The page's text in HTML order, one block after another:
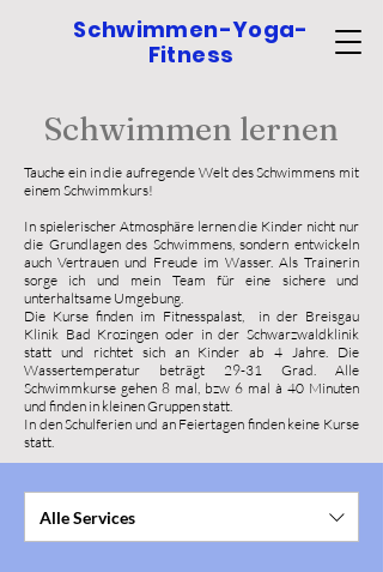
Schwimmen-Yoga-
Fitness
Schwimmen lernen
Tauche ein in die aufregende Welt des Schwimmens mit
einem Schwimmkurs!
In spielerischer Atmosphäre lernen die Kinder nicht nur
die Grundlagen des Schwimmens, sondern entwickeln
auch Vertrauen und Freude im Wasser. Als Trainerin
sorge ich und mein Team für eine sichere und
unterhaltsame Umgebung.
Die Kurse finden im Fitnesspalast, in der Breisgau
Klinik Bad Krozingen oder in der Schwarzwaldklinik
statt und richtet sich an Kinder ab 4 Jahre. Die
Wassertemperatur beträgt 29-31 Grad. Alle
Schwimmkurse gehen 8 mal, bzw 6 mal à 40 Minuten
und finden in kleinen Gruppen statt.
In den Schulferien und an Feiertagen finden keine Kurse
statt.
Alle Services